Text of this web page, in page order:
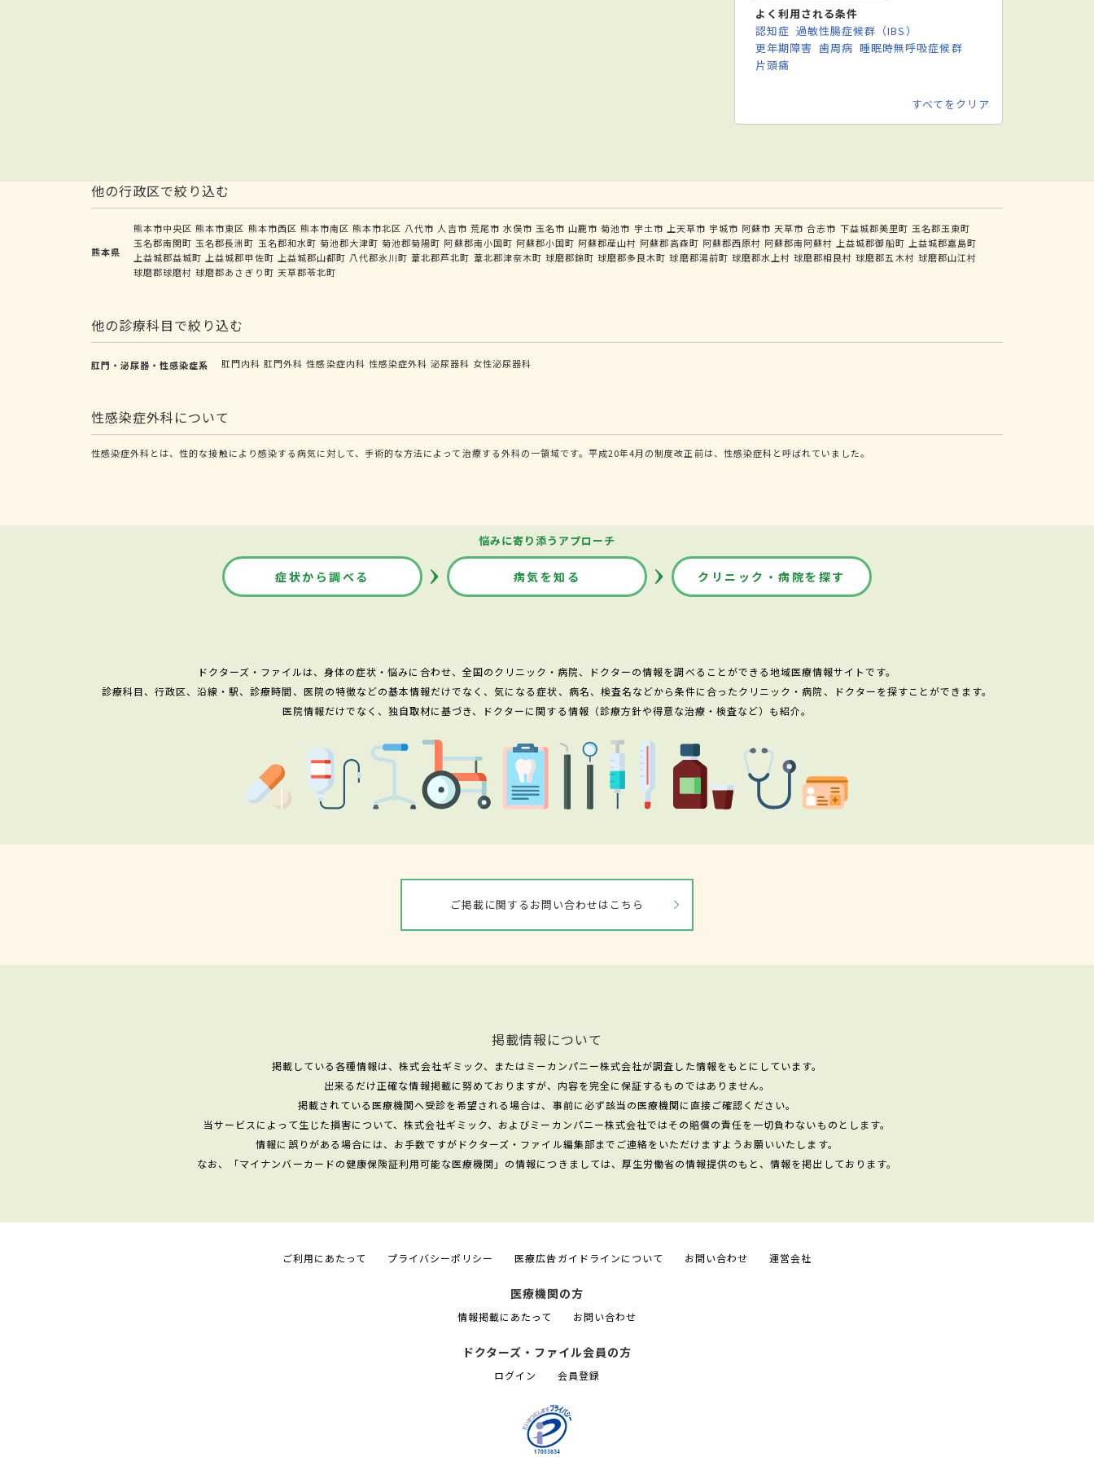
よく利用される条件
認知症 過敏性腸症候群（IBS）
更年期障害 歯周病 睡眠時無呼吸症候群
片頭痛
すべてをクリア
他の行政区で絞り込む
熊本県
熊本市中央区 熊本市東区 熊本市西区 熊本市南区 熊本市北区 八代市 人吉市 荒尾市 水俣市 玉名市 山鹿市 菊池市 宇土市 上天草市 宇城市 阿蘇市 天草市 合志市 下益城郡美里町 玉名郡玉東町
玉名郡南関町 玉名郡長洲町 玉名郡和水町 菊池郡大津町 菊池郡菊陽町 阿蘇郡南小国町 阿蘇郡小国町 阿蘇郡産山村 阿蘇郡高森町 阿蘇郡西原村 阿蘇郡南阿蘇村 上益城郡御船町 上益城郡嘉島町
上益城郡益城町 上益城郡甲佐町 上益城郡山都町 八代郡氷川町 葦北郡芦北町 葦北郡津奈木町 球磨郡錦町 球磨郡多良木町 球磨郡湯前町 球磨郡水上村 球磨郡相良村 球磨郡五木村 球磨郡山江村
球磨郡球磨村 球磨郡あさぎり町 天草郡苓北町
他の診療科目で絞り込む
肛門・泌尿器・性感染症系 肛門内科 肛門外科 性感染症内科 性感染症外科 泌尿器科 女性泌尿器科
性感染症外科について
性感染症外科とは、性的な接触により感染する病気に対して、手術的な方法によって治療する外科の一領域です。平成20年4月の制度改正前は、性感染症科と呼ばれていました。
悩みに寄り添うアプローチ
症状から調べる 病気を知る クリニック・病院を探す
ドクターズ・ファイルは、身体の症状・悩みに合わせ、全国のクリニック・病院、ドクターの情報を調べることができる地域医療情報サイトです。
診療科目、行政区、沿線・駅、診療時間、医院の特徴などの基本情報だけでなく、気になる症状、病名、検査名などから条件に合ったクリニック・病院、ドクターを探すことができます。
医院情報だけでなく、独自取材に基づき、ドクターに関する情報（診療方針や得意な治療・検査など）も紹介。
ご掲載に関するお問い合わせはこちら
掲載情報について
掲載している各種情報は、株式会社ギミック、またはミーカンパニー株式会社が調査した情報をもとにしています。
出来るだけ正確な情報掲載に努めておりますが、内容を完全に保証するものではありません。
掲載されている医療機関へ受診を希望される場合は、事前に必ず該当の医療機関に直接ご確認ください。
当サービスによって生じた損害について、株式会社ギミック、およびミーカンパニー株式会社ではその賠償の責任を一切負わないものとします。
情報に誤りがある場合には、お手数ですがドクターズ・ファイル編集部までご連絡をいただけますようお願いいたします。
なお、「マイナンバーカードの健康保険証利用可能な医療機関」の情報につきましては、厚生労働省の情報提供のもと、情報を掲出しております。
ご利用にあたって プライバシーポリシー 医療広告ガイドラインについて お問い合わせ 運営会社
医療機関の方
情報掲載にあたって お問い合わせ
ドクターズ・ファイル会員の方
ログイン 会員登録